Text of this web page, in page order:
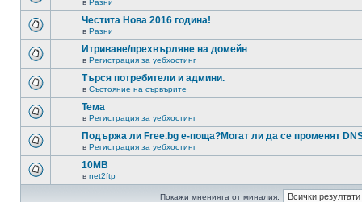
в Разни
Честита Нова 2016 година!
в Разни
Итриване/прехвърляне на домейн
в Регистрация за уебхостинг
Търся потребители и админи.
в Състояние на сървърите
Тема
в Регистрация за уебхостинг
Подържа ли Free.bg е-поща?Могат ли да се променят
в Регистрация за уебхостинг
10MB
в net2ftp
Покажи мненията от миналия: